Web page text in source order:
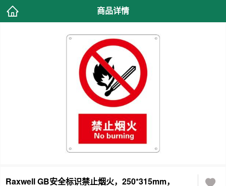
商品详情
Raxwell GB安全标识禁止烟火，250*315mm，